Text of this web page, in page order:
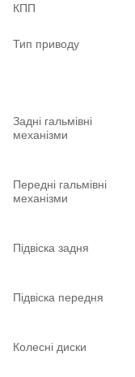
КПП
Тип приводу
Задні гальмівні
механізми
Передні гальмівні
механізми
Підвіска задня
Підвіска передня
Колесні диски